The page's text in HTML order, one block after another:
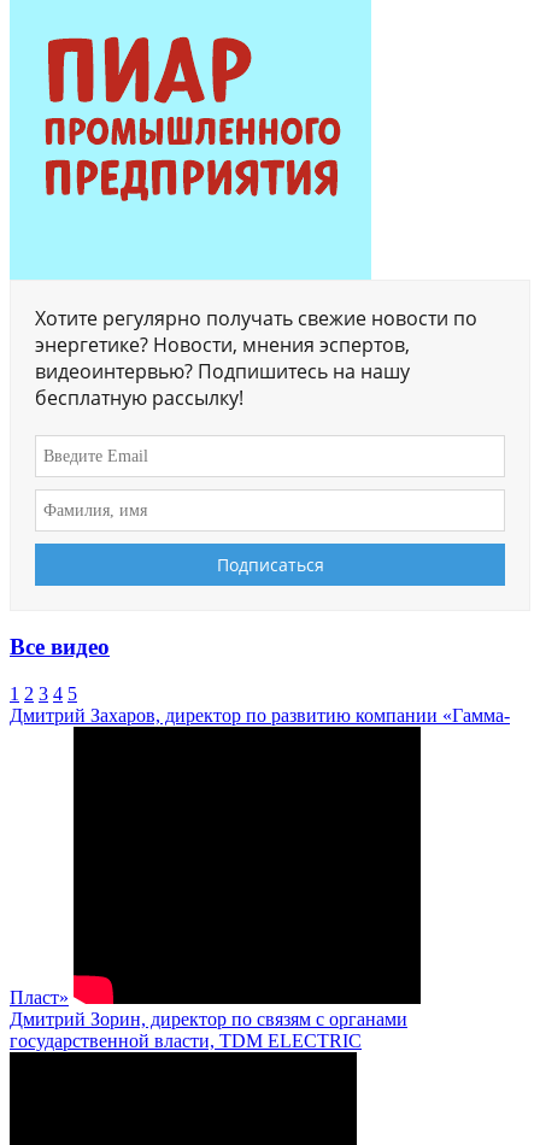
Хотите регулярно получать свежие новости по
энергетике? Новости, мнения эспертов,
видеоинтервью? Подпишитесь на нашу
бесплатную рассылку!
Все видео
1 2 3 4 5
Дмитрий Захаров, директор по развитию компании «Гамма-
Пласт»
Дмитрий Зорин, директор по связям с органами
государственной власти, TDM ELECTRIC